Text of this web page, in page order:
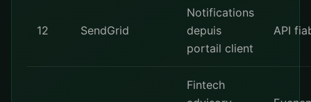
12 SendGrid
Notifications
depuis
portail client
API
Fintech